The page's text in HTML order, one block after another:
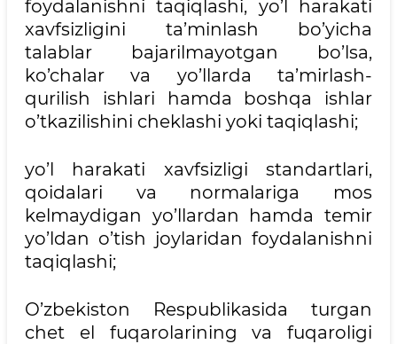
foydalanishni taqiqlashi, yo’l harakati
xavfsizligini ta’minlash bo’yicha
talablar bajarilmayotgan bo’lsa,
ko’chalar va yo’llarda ta’mirlash-
qurilish ishlari hamda boshqa ishlar
o’tkazilishini cheklashi yoki taqiqlashi;
yo’l harakati xavfsizligi standartlari,
qoidalari va normalariga mos
kelmaydigan yo’llardan hamda temir
yo’ldan o’tish joylaridan foydalanishni
taqiqlashi;
O’zbekiston Respublikasida turgan
chet el fuqarolarining va fuqaroligi